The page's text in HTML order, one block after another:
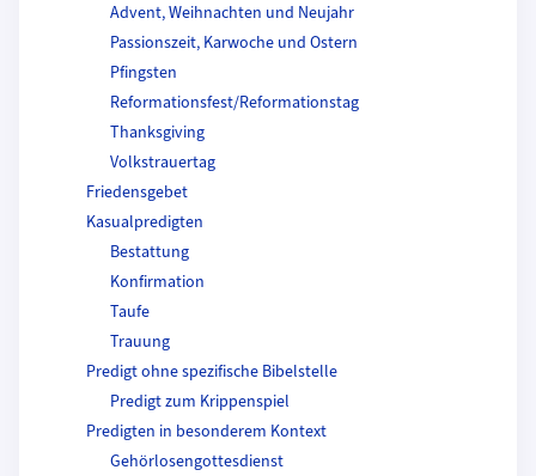
Advent, Weihnachten und Neujahr
Passionszeit, Karwoche und Ostern
Pfingsten
Reformationsfest/Reformationstag
Thanksgiving
Volkstrauertag
Friedensgebet
Kasualpredigten
Bestattung
Konfirmation
Taufe
Trauung
Predigt ohne spezifische Bibelstelle
Predigt zum Krippenspiel
Predigten in besonderem Kontext
Gehörlosengottesdienst